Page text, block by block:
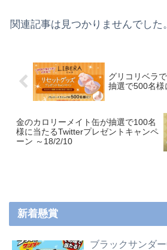
関連記事は見つかりませんでした。
グリコリベラ
抽選で500名
金のカロリーメイト缶が抽選で100名
様に当たるTwitterプレゼントキャンペ
ーン ～18/2/10
新着懸賞
ブラックサンダ